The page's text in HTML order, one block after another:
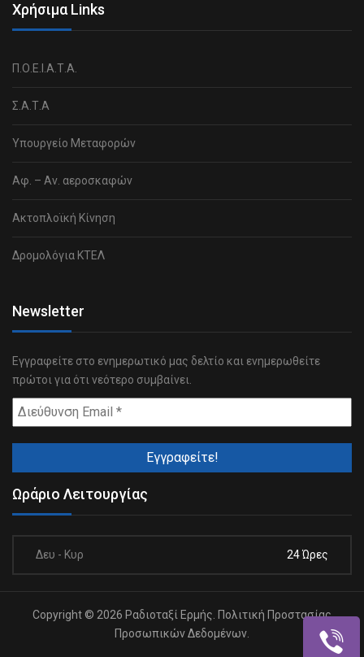
Χρήσιμα Links
Π.Ο.Ε.Ι.Α.Τ.Α.
Σ.Α.Τ.Α
Υπουργείο Μεταφορών
Αφ. – Αν. αεροσκαφών
Ακτοπλοϊκή Κίνηση
Δρομολόγια ΚΤΕΛ
Newsletter
Εγγραφείτε στο ενημερωτικό μας δελτίο και ενημερωθείτε
πρώτοι για ότι νεότερο συμβαίνει.
Ωράριο Λειτουργίας
Δευ - Κυρ 24 Ώρες
Copyright © 2026 Ραδιοταξί Ερμής. Πολιτική Προστασίας
Προσωπικών Δεδομένων.